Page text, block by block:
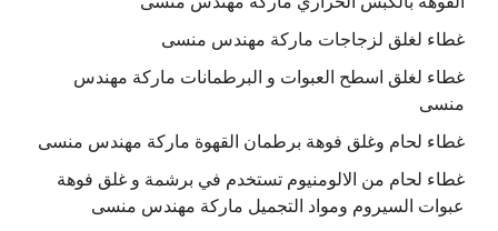
غطاء لغلق لزجاجات ماركة مهندس منسى
غطاء لغلق اسطح العبوات و البرطمانات ماركة مهندس
منسى
غطاء لحام وغلق فوهة برطمان القهوة ماركة مهندس منسى
غطاء لحام من الالومنيوم تستخدم في برشمة و غلق فوهة
عبوات السيروم ومواد التجميل ماركة مهندس منسى